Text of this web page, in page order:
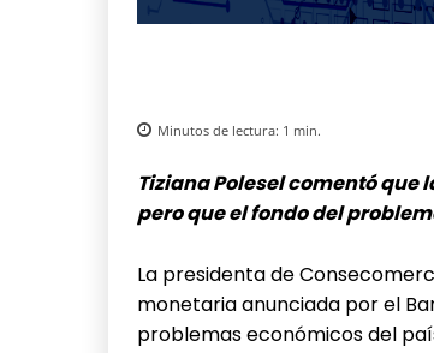
Minutos de lectura: 1 min.
Tiziana Polesel comentó
pero que el fondo del
La presidenta de
monetaria anunciada por el
problemas económicos del